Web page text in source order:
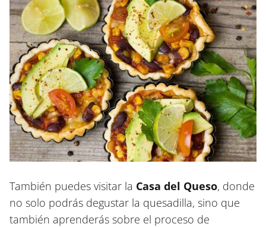
También puedes visitar la Casa del Queso, donde
no solo podrás degustar la quesadilla, sino que
también aprenderás sobre el proceso de